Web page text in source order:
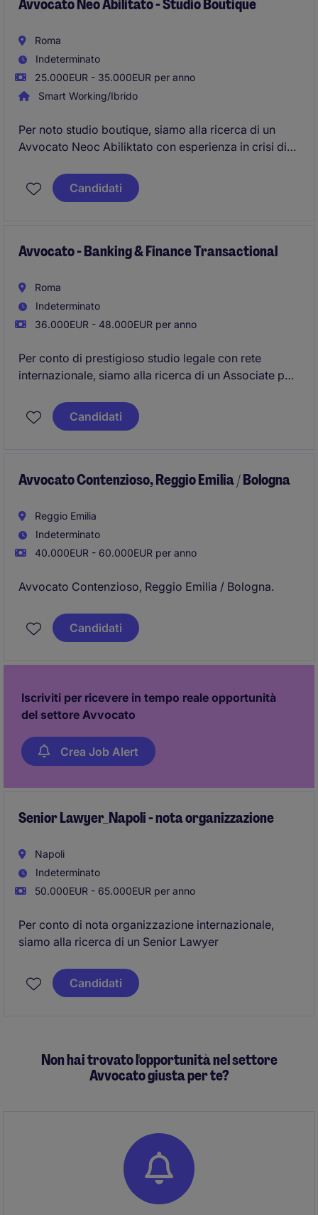
Avvocato Neo Abilitato - Studio Boutique
Roma
Indeterminato
25.000EUR - 35.000EUR per anno
Smart Working/Ibrido
Per noto studio boutique, siamo alla ricerca di un
Avvocato Neoc Abiliktato con esperienza in crisi di
Candidati
Avvocato - Banking & Finance Transactional
Roma
Indeterminato
36.000EUR - 48.000EUR per anno
Per conto di prestigioso studio legale con rete
internazionale, siamo alla ricerca di un Associate per
Candidati
Avvocato Contenzioso, Reggio Emilia / Bologna
Reggio Emilia
Indeterminato
40.000EUR - 60.000EUR per anno
Avvocato Contenzioso, Reggio Emilia / Bologna.
Candidati
Iscriviti per ricevere in tempo reale opportunità
del settore Avvocato
Crea Job Alert
Senior Lawyer_Napoli - nota organizzazione
Napoli
Indeterminato
50.000EUR - 65.000EUR per anno
Per conto di nota organizzazione internazionale,
siamo alla ricerca di un Senior Lawyer
Candidati
Non hai trovato l'opportunità nel settore
Avvocato giusta per te?